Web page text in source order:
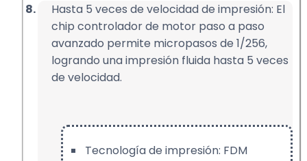
Hasta 5 veces de velocidad de impresión: El
chip controlador de motor paso a paso
avanzado permite micropasos de 1/256,
logrando una impresión fluida hasta 5 veces
de velocidad.
Tecnología de impresión: FDM